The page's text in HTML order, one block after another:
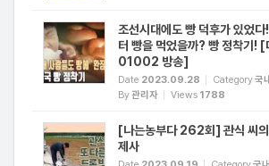
조선시대에도 빵 덕후가 있었
터 빵을 먹었을까? 빵 정착기
01002 방송]
Date 2023.09.28 Category국
By관리자 Views 1788
[나는농부다 262회] 관식 씨
제사